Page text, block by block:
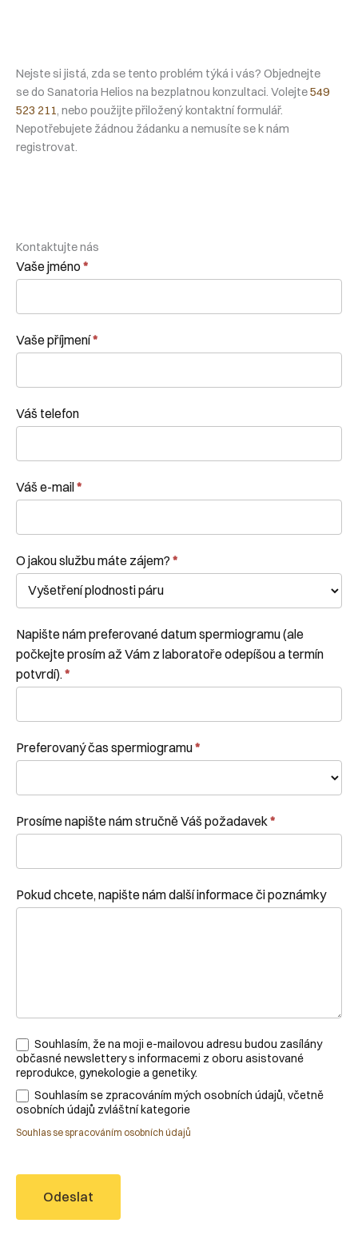
Nejste si jistá, zda se tento problém týká i vás? Objednejte
se do Sanatoria Helios na bezplatnou konzultaci. Volejte549
523 211, nebo použijte přiložený kontaktní formulář.
Nepotřebujete žádnou žádanku a nemusíte se k nám
registrovat.
Kontaktujte nás
Kontaktní
formulář
Vaše jméno *
Vaše příjmení*
Váš telefon
Váš e-mail*
O jakou službu máte zájem? *
Napište nám preferované datum spermiogramu (ale
počkejte prosím až Vám z laboratoře odepíšou a termín
potvrdí). *
Preferovaný čas spermiogramu*
Prosíme napište nám stručně Váš požadavek*
Pokud chcete, napište nám další informace či poznámky
Souhlasím, že na moji e-mailovou adresu budou zasílány
občasné newslettery s informacemi z oboru asistované
reprodukce, gynekologie a genetiky.
Souhlasím se zpracováním mých osobních údajů, včetně
osobních údajů zvláštní kategorie
Souhlas se spracováním osobních údajů
Odeslat